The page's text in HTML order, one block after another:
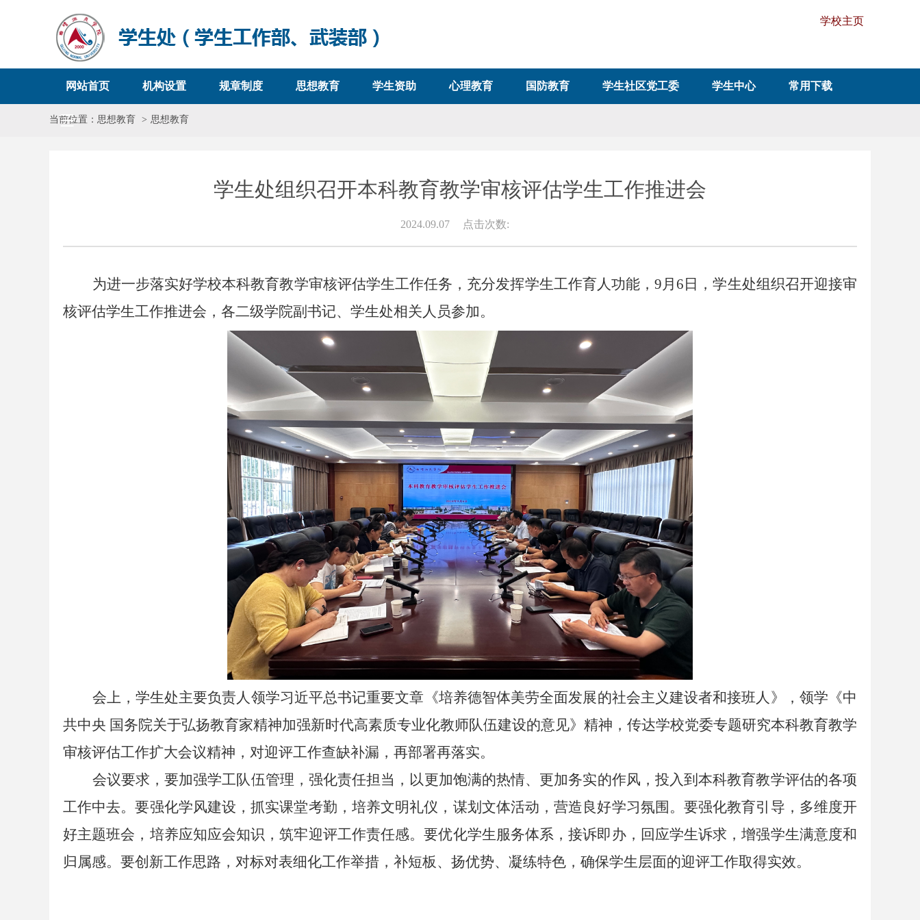
学校主页
网站首页 机构设置 规章制度 思想教育 学生资助 心理教育 国防教育 学生社区党工委 学生中心 常用下载
当前位置： 思想教育 思想教育
学生处组织召开本科教育教学审核评估学生工作推进会
2024.09.07 点击次数:
为进一步落实好学校本科教育教学审核评估学生工作任务，充分发挥学生工作育人功能，9月6日，学生处组织召开迎接审
核评估学生工作推进会，各二级学院副书记、学生处相关人员参加。
会上，学生处主要负责人领学习近平总书记重要文章《培养德智体美劳全面发展的社会主义建设者和接班人》，领学《中
共中央 国务院关于弘扬教育家精神加强新时代高素质专业化教师队伍建设的意见》精神，传达学校党委专题研究本科教育教学
审核评估工作扩大会议精神，对迎评工作查缺补漏，再部署再落实。
会议要求，要加强学工队伍管理，强化责任担当，以更加饱满的热情、更加务实的作风，投入到本科教育教学评估的各项
工作中去。要强化学风建设，抓实课堂考勤，培养文明礼仪，谋划文体活动，营造良好学习氛围。要强化教育引导，多维度开
好主题班会，培养应知应会知识，筑牢迎评工作责任感。要优化学生服务体系，接诉即办，回应学生诉求，增强学生满意度和
归属感。要创新工作思路，对标对表细化工作举措，补短板、扬优势、凝练特色， 确保学生层面的迎评工作取得实效。